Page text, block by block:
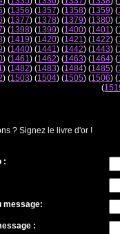
) (1356) (1357) (1358) (1359) (
) (1377) (1378) (1379) (1380) (
) (1398) (1399) (1400) (1401) (
) (1419) (1420) (1421) (1422) (
) (1440) (1441) (1442) (1443) (
) (1461) (1462) (1463) (1464) (
) (1482) (1483) (1484) (1485) (
) (1503) (1504) (1505) (1506) (
(
? Signez le livre d'or !
:
message:
: